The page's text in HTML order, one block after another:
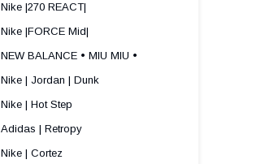
Nike |270 REACT|
Nike |FORCE Mid|
NEW BALANCE • MIU MIU •
Nike | Jordan | Dunk
Nike | Hot Step
Adidas | Retropy
Nike | Cortez